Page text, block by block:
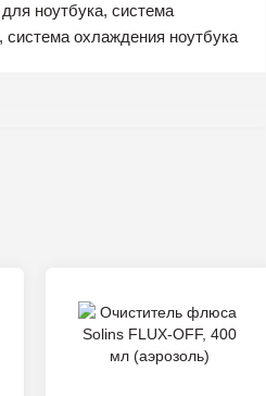
ноутбука, система
охлаждения ноутбука